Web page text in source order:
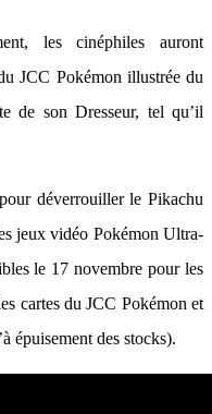
les cinéphiles auront
JCC Pokémon illustrée du
de son Dresseur, tel qu’il
déverrouiller le Pikachu
jeux vidéo Pokémon Ultra-
le 17 novembre pour les
cartes du JCC Pokémon et
épuisement des stocks).